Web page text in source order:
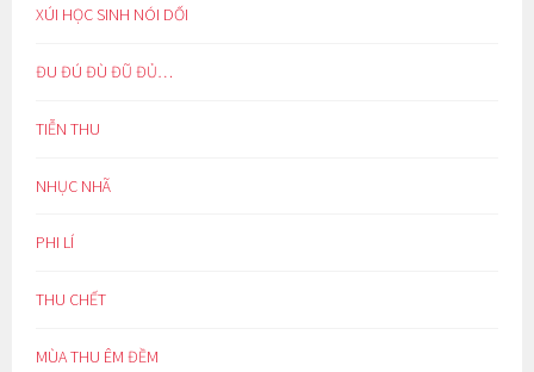
XÚI HỌC SINH NÓI DỐI
ĐU ĐÚ ĐÙ ĐŨ ĐỦ…
TIỄN THU
NHỤC NHÃ
PHI LÍ
THU CHẾT
MÙA THU ÊM ĐỀM